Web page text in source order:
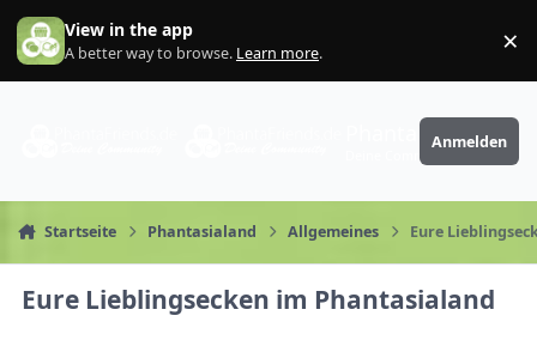
Zum Inhalt springen
View in the app
A better way to browse. Learn more. ×
PhantaFriends.de
Anmelden
Startseite Phantasialand Allgemeines Eure
Eure Lieblingsecken im Phantasialand